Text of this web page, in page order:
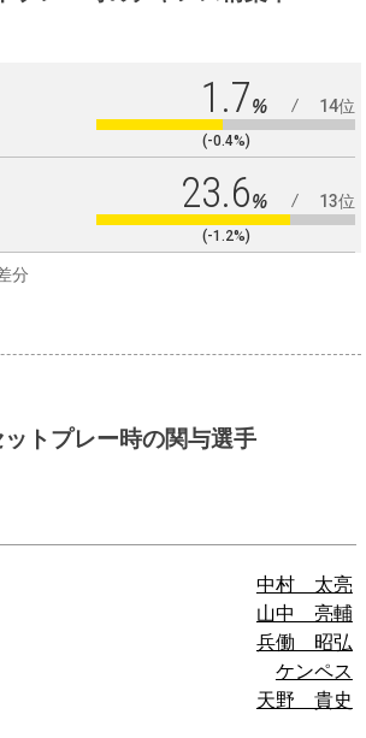
1.7% 14位
(-0.4%)
23.6% 13位
(-1.2%)
分
トプレー時の関与選手
中村 太亮
山中 亮輔
兵働 昭弘
ケンペス
天野 貴史